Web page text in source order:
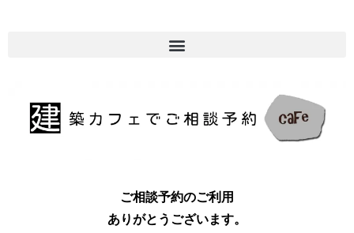
ご相談予約のご利用
ありがとうございます。